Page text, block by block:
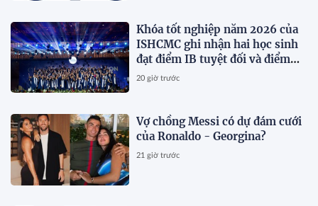
Khóa tốt nghiệp năm 2026 của
ISHCMC ghi nhận hai học sinh
đạt điểm IB tuyệt đối và điểm
trung bình toàn khóa đạt 34,5
20 giờ trước
Vợ chồng Messi có dự đám cưới
của Ronaldo - Georgina?
21 giờ trước